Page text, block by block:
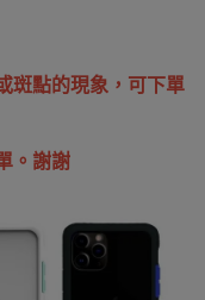
斑點的現象，可下單
。謝謝